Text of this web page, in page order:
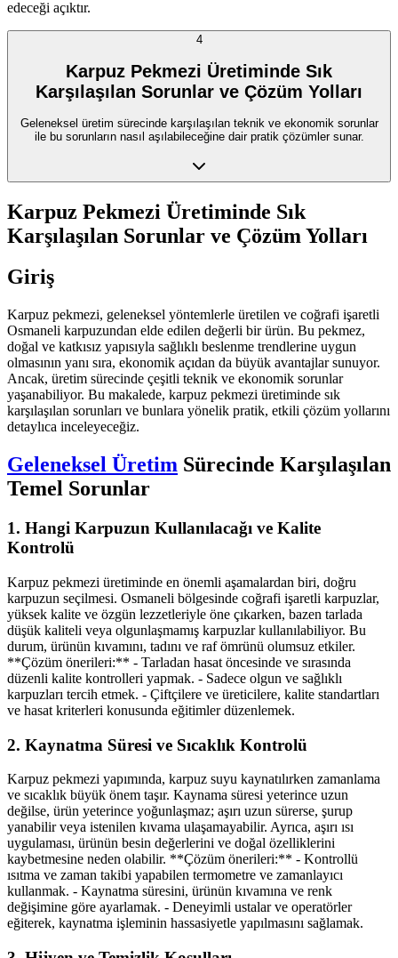
edeceği açıktır.
4
Karpuz Pekmezi Üretiminde Sık
Karşılaşılan Sorunlar ve Çözüm Yolları
Geleneksel üretim sürecinde karşılaşılan teknik ve ekonomik sorunlar
ile bu sorunların nasıl aşılabileceğine dair pratik çözümler sunar.
Karpuz Pekmezi Üretiminde Sık
Karşılaşılan Sorunlar ve Çözüm Yolları
Giriş
Karpuz pekmezi, geleneksel yöntemlerle üretilen ve coğrafi işaretli
Osmaneli karpuzundan elde edilen değerli bir ürün. Bu pekmez,
doğal ve katkısız yapısıyla sağlıklı beslenme trendlerine uygun
olmasının yanı sıra, ekonomik açıdan da büyük avantajlar sunuyor.
Ancak, üretim sürecinde çeşitli teknik ve ekonomik sorunlar
yaşanabiliyor. Bu makalede, karpuz pekmezi üretiminde sık
karşılaşılan sorunları ve bunlara yönelik pratik, etkili çözüm yollarını
detaylıca inceleyeceğiz.
Geleneksel Üretim Sürecinde Karşılaşılan
Temel Sorunlar
1. Hangi Karpuzun Kullanılacağı ve Kalite
Kontrolü
Karpuz pekmezi üretiminde en önemli aşamalardan biri, doğru
karpuzun seçilmesi. Osmaneli bölgesinde coğrafi işaretli karpuzlar,
yüksek kalite ve özgün lezzetleriyle öne çıkarken, bazen tarlada
düşük kaliteli veya olgunlaşmamış karpuzlar kullanılabiliyor. Bu
durum, ürünün kıvamını, tadını ve raf ömrünü olumsuz etkiler.
**Çözüm önerileri:** - Tarladan hasat öncesinde ve sırasında
düzenli kalite kontrolleri yapmak. - Sadece olgun ve sağlıklı
karpuzları tercih etmek. - Çiftçilere ve üreticilere, kalite standartları
ve hasat kriterleri konusunda eğitimler düzenlemek.
2. Kaynatma Süresi ve Sıcaklık Kontrolü
Karpuz pekmezi yapımında, karpuz suyu kaynatılırken zamanlama
ve sıcaklık büyük önem taşır. Kaynama süresi yeterince uzun
değilse, ürün yeterince yoğunlaşmaz; aşırı uzun sürerse, şurup
yanabilir veya istenilen kıvama ulaşamayabilir. Ayrıca, aşırı ısı
uygulaması, ürünün besin değerlerini ve doğal özelliklerini
kaybetmesine neden olabilir. **Çözüm önerileri:** - Kontrollü
ısıtma ve zaman takibi yapabilen termometre ve zamanlayıcı
kullanmak. - Kaynatma süresini, ürünün kıvamına ve renk
değişimine göre ayarlamak. - Deneyimli ustalar ve operatörler
eğiterek, kaynatma işleminin hassasiyetle yapılmasını sağlamak.